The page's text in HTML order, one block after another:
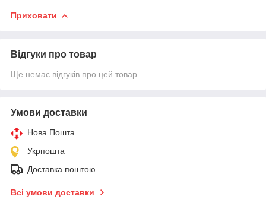
Приховати
Відгуки про товар
Ще немає відгуків про цей товар
Умови доставки
Нова Пошта
Укрпошта
Доставка поштою
Всі умови доставки